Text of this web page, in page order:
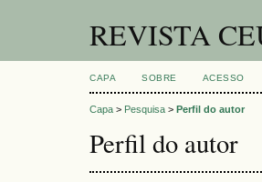
REVISTA
CAPA SOBRE ACESSO
Capa > Pesquisa > Perfil do autor
Perfil do autor